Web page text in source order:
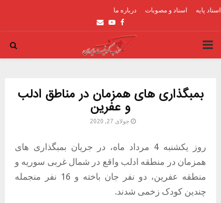
اسناد پایه اسناد و مصوبات درباره ما
Facebook
Youtube
Email
PRIMARY
بمبگذاری های همزمان در مناطق ادلب
و عفرین
جولای 27, 2020
روز یکشنبه 4 مرداد ماه، در جریان بمبگذاری های
همزمان در منطقه ادلب واقع در شمال غربی سوریه و
منطقه عفرین، دو نفر جان باخته و 16 نفر منجمله
چندین کودک زخمی شدند.